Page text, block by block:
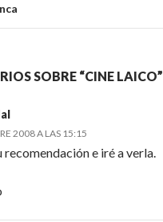
SOBRE “CINE LAICO”
2008 A LAS 15:15
recomendación e iré a verla.